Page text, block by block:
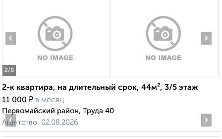
2/8
‹ ›
2-к квартира, на длительный срок, 44м², 3/5 этаж
11 000 ₽ в месяц
Первомайский район, Труда 40
Агентство, 02.08.2026
‹ ›